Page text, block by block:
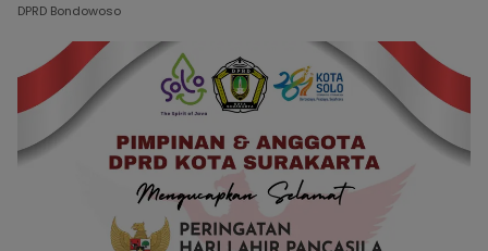
DPRD Bondowoso